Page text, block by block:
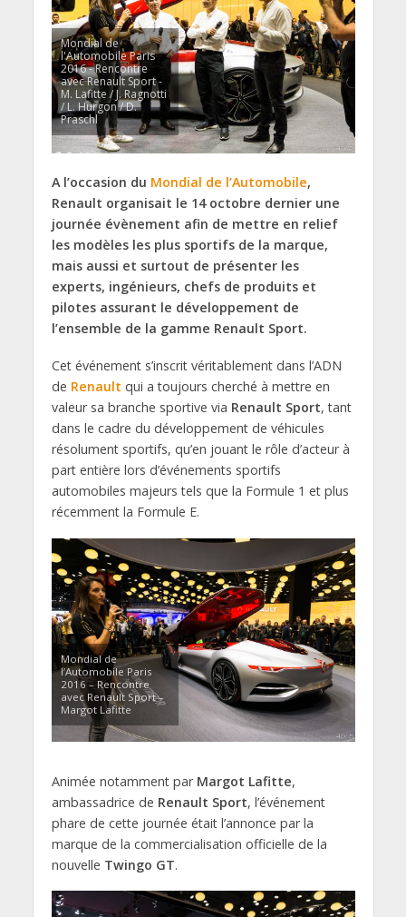
Mondial de
l'Automobile Paris
2016 - Rencontre
avec Renault Sport -
M. Lafitte / J. Ragnotti
/ L. Hurgon / D.
Praschl
A l’occasion du Mondial de l’Automobile,
Renault organisait le 14 octobre dernier une
journée évènement afin de mettre en relief
les modèles les plus sportifs de la marque,
mais aussi et surtout de présenter les
experts, ingénieurs, chefs de produits et
pilotes assurant le développement de
l’ensemble de la gamme Renault Sport.
Cet événement s’inscrit véritablement dans l’ADN
de Renault qui a toujours cherché à mettre en
valeur sa branche sportive via Renault Sport, tant
dans le cadre du développement de véhicules
résolument sportifs, qu’en jouant le rôle d’acteur à
part entière lors d’événements sportifs
automobiles majeurs tels que la Formule 1 et plus
récemment la Formule E.
Mondial de
l’Automobile Paris
2016 – Rencontre
avec Renault Sport –
Margot Lafitte
Animée notamment par Margot Lafitte,
ambassadrice de Renault Sport, l’événement
phare de cette journée était l’annonce par la
marque de la commercialisation officielle de la
nouvelle Twingo GT.